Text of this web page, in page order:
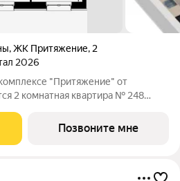
,ЖК Притяжение, 2
2026
"Притяжение" от
2 комнатная квартира № 248
это комфорт и
дома
Позвоните мне